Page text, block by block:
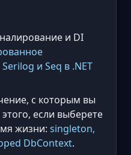
и DI
и Seq в .NET
с которым вы
если выберете
жизни: singleton,
DbContext.